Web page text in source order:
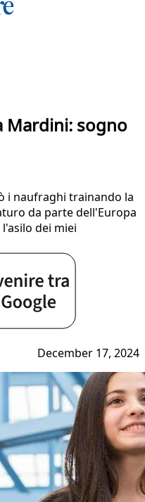
Mardini: sogno
i naufraghi trainando la
da parte dell'Europa
dei miei
December 17, 2024